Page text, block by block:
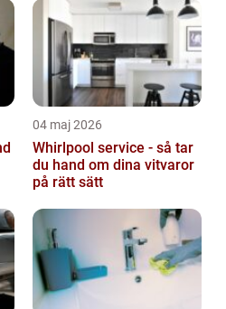
04 maj 2026
Whirlpool service - så tar
du hand om dina vitvaror
på rätt sätt